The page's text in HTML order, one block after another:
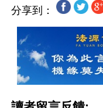
分享到：